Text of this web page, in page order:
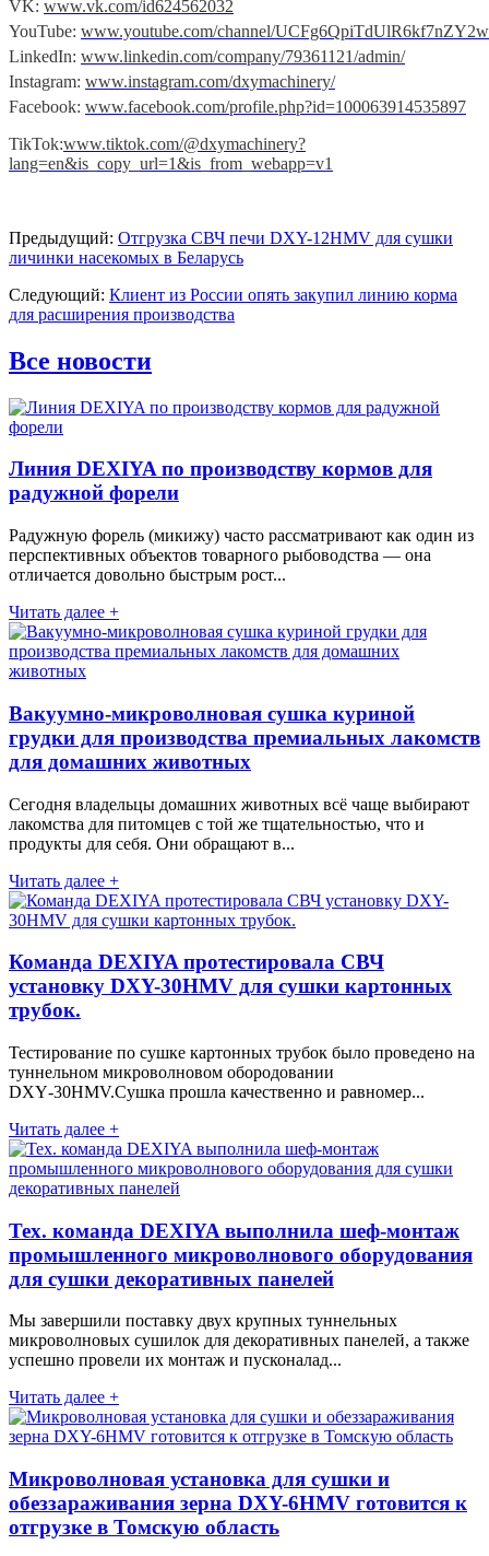
VK: www.vk.com/id624562032
YouTube: www.youtube.com/channel/
LinkedIn: www.linkedin.com/company/79361121/admin/
Instagram: www.instagram.com/dxymachinery/
Facebook: www.facebook.com/profile.php?id=100063914535897
TikTok:www.tiktok.com/@dxymachinery?
lang=en&is_copy_url=1&is_from_webapp=v1
Предыдущий: Отгрузка СВЧ печи DXY-12HMV для сушки
личинки насекомых в Беларусь
Следующий: Клиент из России опять закупил линию корма
для расширения производства
Все новости
Линия DEXIYA по производству кормов для
радужной форели
Радужную форель (микижу) часто рассматривают как один из
перспективных объектов товарного рыбоводства — она
отличается довольно быстрым рост...
Читать далее +
Вакуумно-микроволновая сушка куриной
грудки для производства премиальных лакомств
для домашних животных
Сегодня владельцы домашних животных всё чаще выбирают
лакомства для питомцев с той же тщательностью, что и
продукты для себя. Они обращают в...
Читать далее +
Команда DEXIYA протестировала СВЧ
установку DXY-30HMV для сушки картонных
трубок.
Тестирование по сушке картонных трубок было проведено на
туннельном микроволновом обородовании
DXY‑30HMV.Сушка прошла качественно и равномер...
Читать далее +
Тех. команда DEXIYA выполнила шеф-монтаж
промышленного микроволнового оборудования
для сушки декоративных панелей
Мы завершили поставку двух крупных туннельных
микроволновых сушилок для декоративных панелей, а также
успешно провели их монтаж и пусконалад...
Читать далее +
Микроволновая установка для сушки и
обеззараживания зерна DXY-6HMV готовится к
отгрузке в Томскую область